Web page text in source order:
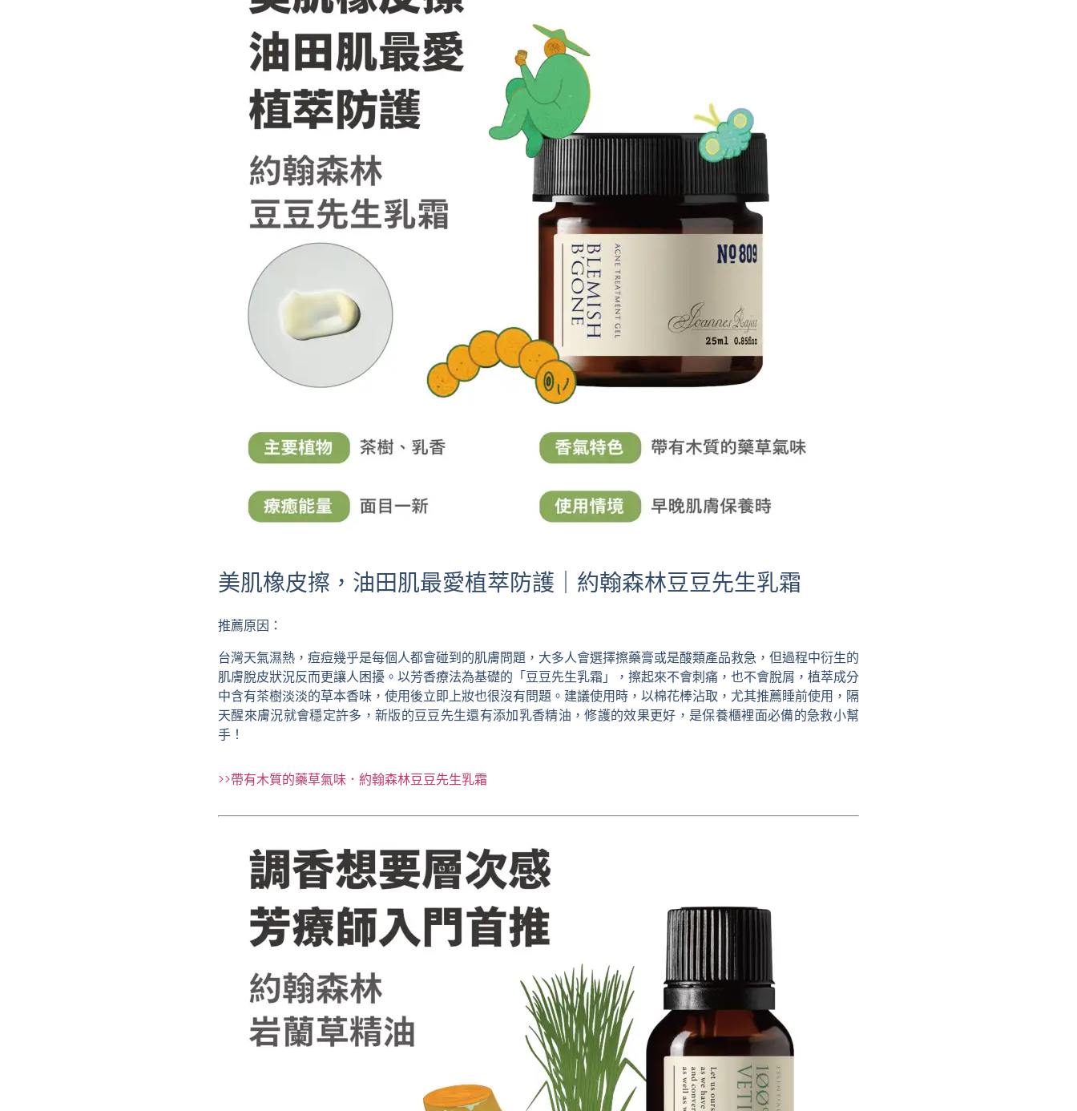
美肌橡皮擦，油田肌最愛植萃防護｜約翰森林豆豆先生乳霜
推薦原因：
台灣天氣濕熱，痘痘幾乎是每個人都會碰到的肌膚問題，大多人會選擇擦藥膏或是酸類產品救急，但過程中衍生的
肌膚脫皮狀況反而更讓人困擾。以芳香療法為基礎的「豆豆先生乳霜」，擦起來不會刺痛，也不會脫屑，植萃成分
中含有茶樹淡淡的草本香味，使用後立即上妝也很沒有問題。建議使用時，以棉花棒沾取，尤其推薦睡前使用，隔
天醒來膚況就會穩定許多，新版的豆豆先生還有添加乳香精油，修護的效果更好，是保養櫃裡面必備的急救小幫
手！
>>帶有木質的藥草氣味．約翰森林豆豆先生乳霜